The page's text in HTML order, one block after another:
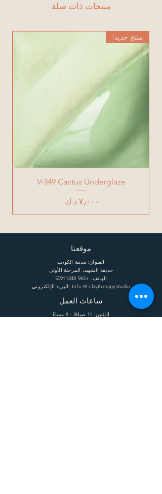
منتجات ذات صلة
منتج جديد!
V-349 Cactus Underglaze
السعر
موقعنا
العنوان: مدينة الكويت
حديقة الشهيد، المرحلة الأولى
الهاتف: +965 50911248
البريد الإلكتروني: Info @ claytherapystudio
ساعات العمل
الإثنين: 11 صباحًا - 8 مساءً